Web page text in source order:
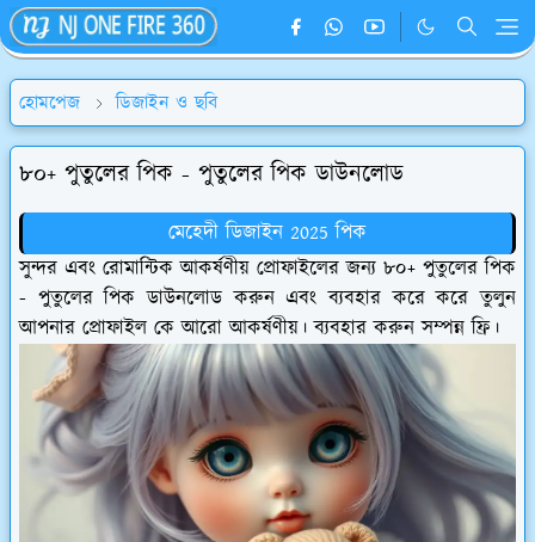
হোমপেজ ডিজাইন ও ছবি
৮০+ পুতুলের পিক - পুতুলের পিক ডাউনলোড
মেহেদী ডিজাইন 2025 পিক
সুন্দর এবং রোমান্টিক আকর্ষণীয় প্রোফাইলের জন্য ৮০+ পুতুলের পিক
- পুতুলের পিক ডাউনলোড করুন এবং ব্যবহার করে করে তুলুন
আপনার প্রোফাইল কে আরো আকর্ষণীয়। ব্যবহার করুন সম্পন্ন ফ্রি।